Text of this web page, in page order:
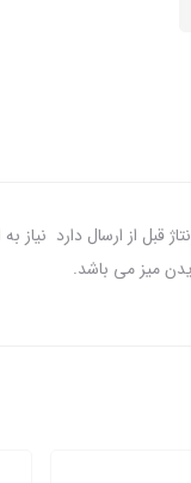
از ارسال دارد نیاز
میز می باشد.